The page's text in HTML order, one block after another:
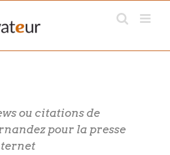
ou citations de
pour la presse